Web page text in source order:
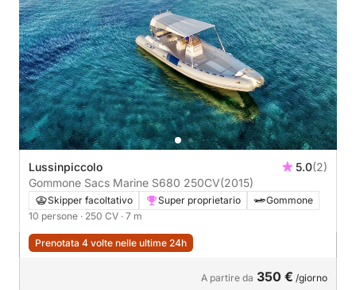
Lussinpiccolo 5.0(2)
Gommone Sacs Marine S680 250CV(2015)
Skipper facoltativo Super proprietario
Gommone
10 persone · 250 CV · 7 m
Prenotata 4 volte nelle ultime 24h
A partire da 350 € /giorno